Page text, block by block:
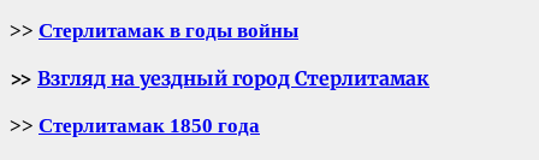
>> Стерлитамак в годы войны
>> Взгляд на уездный город Стерлитамак
>> Стерлитамак 1850 года